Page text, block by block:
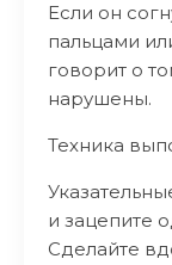
Если он
пальцами
говорит о
нарушены.
Техника
и зацепите
Сделайте